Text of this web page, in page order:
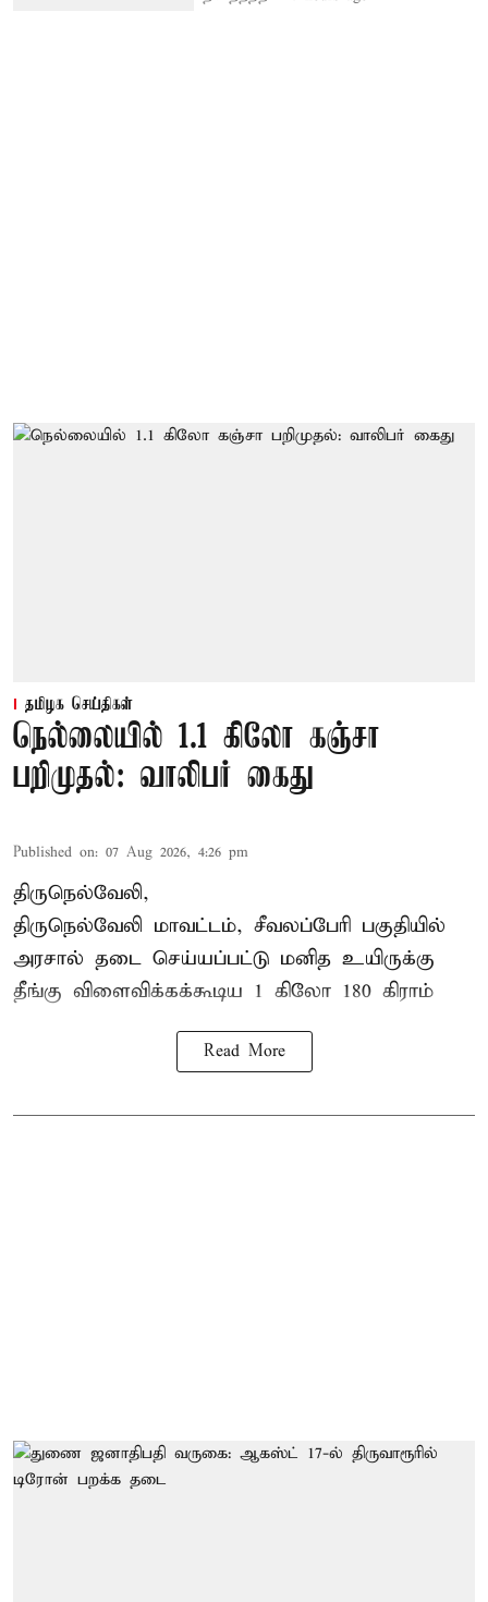
தமிழக செய்திகள்
நெல்லையில் 1.1 கிலோ கஞ்சா
பறிமுதல்: வாலிபர் கைது
Published on: 07 Aug 2026, 4:26 pm
திருநெல்வேலி,
திருநெல்வேலி மாவட்டம், சீவலப்பேரி பகுதியில்
அரசால் தடை செய்யப்பட்டு மனித உயிருக்கு
தீங்கு விளைவிக்கக்கூடிய 1 கிலோ 180 கிராம்
Read More